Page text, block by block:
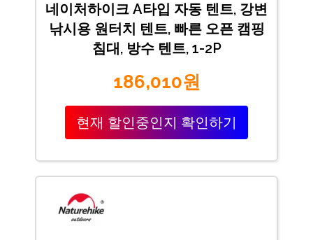
네이처하이크 A타입 자동 텐트, 강변
낚시용 원터치 텐트, 빠른 오픈 캠핑
침대, 방수 텐트, 1-2P
186,010원
현재 할인중인지 확인하기